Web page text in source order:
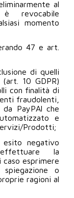
al
revocabile
momento
47 e art.
di quelli
10 GDPR)
con finalità di
fraudolenti,
PayPAl che
e
Prodotti;
negativo
la
caso esprimere
o
ragioni al